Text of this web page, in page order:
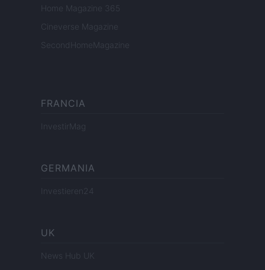
Home Magazine 365
Cineverse Magazine
SecondHomeMagazine
FRANCIA
InvestirMag
GERMANIA
Investieren24
UK
News Hub UK